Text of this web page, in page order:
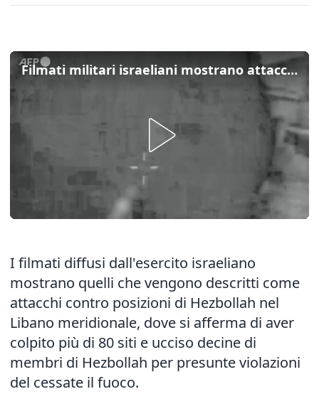
Filmati militari israeliani mostrano attacchi contro presunti obiettivi di Hezbollah
I filmati diffusi dall'esercito israeliano
mostrano quelli che vengono descritti come
attacchi contro posizioni di Hezbollah nel
Libano meridionale, dove si afferma di aver
colpito più di 80 siti e ucciso decine di
membri di Hezbollah per presunte violazioni
del cessate il fuoco.